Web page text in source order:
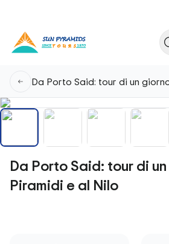
Da Porto Said: tour di
Piramidi e al Nilo